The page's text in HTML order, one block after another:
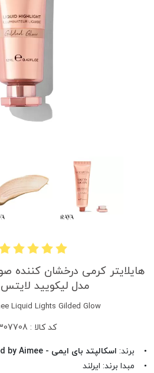
هایلایتر کرمی درخشان کننده
مدل لیکویید
Liquid Lights Gilded Glow
کد کالا : 30307708
• برند: اسکالپتد بای ایمی - Sculpted by Aimee
• مبدا برند: ایرلند